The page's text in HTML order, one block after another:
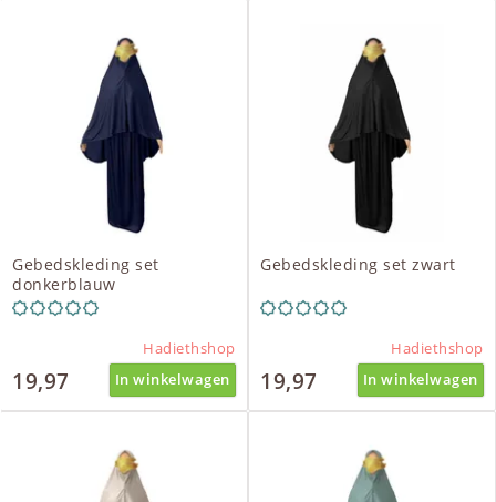
Gebedskleding set
donkerblauw
Hadiethshop
19,97 In winkelwagen
Gebedskleding set zwart
Hadiethshop
19,97 In winkelwagen